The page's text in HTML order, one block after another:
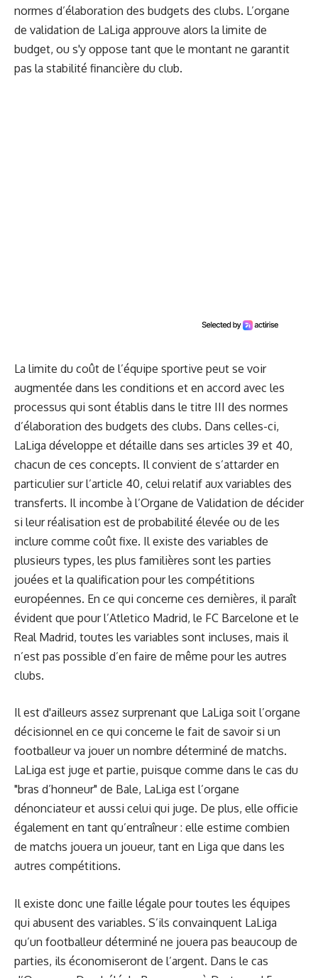
normes d’élaboration des budgets des clubs. L’organe
de validation de LaLiga approuve alors la limite de
budget, ou s'y oppose tant que le montant ne garantit
pas la stabilité financière du club.
La limite du coût de l’équipe sportive peut se voir
augmentée dans les conditions et en accord avec les
processus qui sont établis dans le titre III des normes
d’élaboration des budgets des clubs. Dans celles-ci,
LaLiga développe et détaille dans ses articles 39 et 40,
chacun de ces concepts. Il convient de s’attarder en
particulier sur l’article 40, celui relatif aux variables des
transferts. Il incombe à l’Organe de Validation de décider
si leur réalisation est de probabilité élevée ou de les
inclure comme coût fixe. Il existe des variables de
plusieurs types, les plus familières sont les parties
jouées et la qualification pour les compétitions
européennes. En ce qui concerne ces dernières, il paraît
évident que pour l’Atletico Madrid, le FC Barcelone et le
Real Madrid, toutes les variables sont incluses, mais il
n’est pas possible d’en faire de même pour les autres
clubs.
Il est d'ailleurs assez surprenant que LaLiga soit l’organe
décisionnel en ce qui concerne le fait de savoir si un
footballeur va jouer un nombre déterminé de matchs.
LaLiga est juge et partie, puisque comme dans le cas du
"bras d’honneur" de Bale, LaLiga est l’organe
dénonciateur et aussi celui qui juge. De plus, elle officie
également en tant qu’entraîneur : elle estime combien
de matchs jouera un joueur, tant en Liga que dans les
autres compétitions.
Il existe donc une faille légale pour toutes les équipes
qui abusent des variables. S’ils convainquent LaLiga
qu’un footballeur déterminé ne jouera pas beaucoup de
parties, ils économiseront de l’argent. Dans le cas